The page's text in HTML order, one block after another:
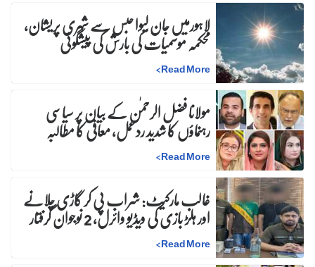
لاہورمیں جان لیوا حبس سے شہری پریشان،
محکمہ موسمیات کی بارش کی پیشگوئی
Read More
>
مولانا فضل الرحمٰن کے بیان پر سیاسی
رہنماؤں کا شدید ردعمل، معافی کا مطالبہ
Read More
>
غالب مارکیٹ: شراب پی کر گاڑی چلانے
اور ہلڑ بازی کی ویڈیو وائرل، 2 نوجوان گرفتار
Read More
>